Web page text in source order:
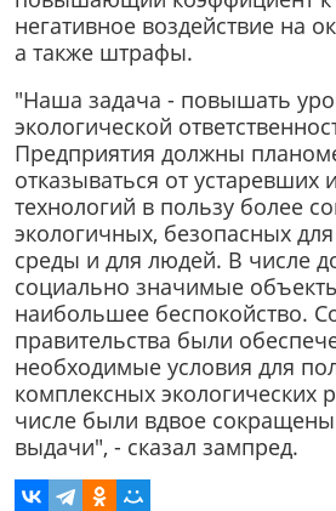
негативное воздействие на
а также штрафы.
"Наша задача - повышать
экологической
Предприятия должны
отказываться от устаревших
технологий в пользу более
экологичных, безопасных
среды и для людей. В числе
социально значимые
наибольшее беспокойство.
правительства были
необходимые условия для
комплексных экологических
числе были вдвое
выдачи", - сказал зампред.